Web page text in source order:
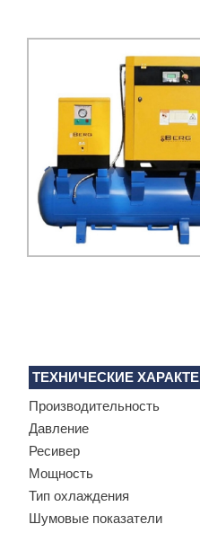
ТЕХНИЧЕСКИЕ
Производительность
Давление
Ресивер
Мощность
Тип охлаждения
Шумовые показатели